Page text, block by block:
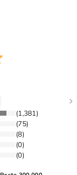
(1,381)
(75)
(8)
(0)
(0)